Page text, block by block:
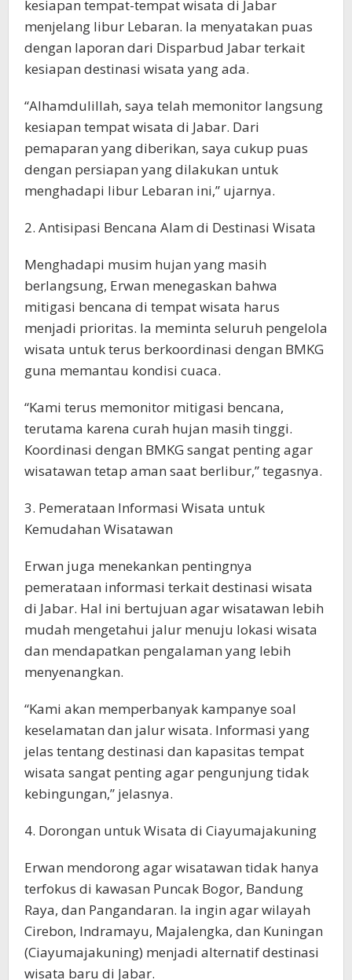
kesiapan tempat-tempat wisata di Jabar
menjelang libur Lebaran. Ia menyatakan puas
dengan laporan dari Disparbud Jabar terkait
kesiapan destinasi wisata yang ada.
“Alhamdulillah, saya telah memonitor langsung
kesiapan tempat wisata di Jabar. Dari
pemaparan yang diberikan, saya cukup puas
dengan persiapan yang dilakukan untuk
menghadapi libur Lebaran ini,” ujarnya.
2. Antisipasi Bencana Alam di Destinasi Wisata
Menghadapi musim hujan yang masih
berlangsung, Erwan menegaskan bahwa
mitigasi bencana di tempat wisata harus
menjadi prioritas. Ia meminta seluruh pengelola
wisata untuk terus berkoordinasi dengan BMKG
guna memantau kondisi cuaca.
“Kami terus memonitor mitigasi bencana,
terutama karena curah hujan masih tinggi.
Koordinasi dengan BMKG sangat penting agar
wisatawan tetap aman saat berlibur,” tegasnya.
3. Pemerataan Informasi Wisata untuk
Kemudahan Wisatawan
Erwan juga menekankan pentingnya
pemerataan informasi terkait destinasi wisata
di Jabar. Hal ini bertujuan agar wisatawan lebih
mudah mengetahui jalur menuju lokasi wisata
dan mendapatkan pengalaman yang lebih
menyenangkan.
“Kami akan memperbanyak kampanye soal
keselamatan dan jalur wisata. Informasi yang
jelas tentang destinasi dan kapasitas tempat
wisata sangat penting agar pengunjung tidak
kebingungan,” jelasnya.
4. Dorongan untuk Wisata di Ciayumajakuning
Erwan mendorong agar wisatawan tidak hanya
terfokus di kawasan Puncak Bogor, Bandung
Raya, dan Pangandaran. Ia ingin agar wilayah
Cirebon, Indramayu, Majalengka, dan Kuningan
(Ciayumajakuning) menjadi alternatif destinasi
wisata baru di Jabar.